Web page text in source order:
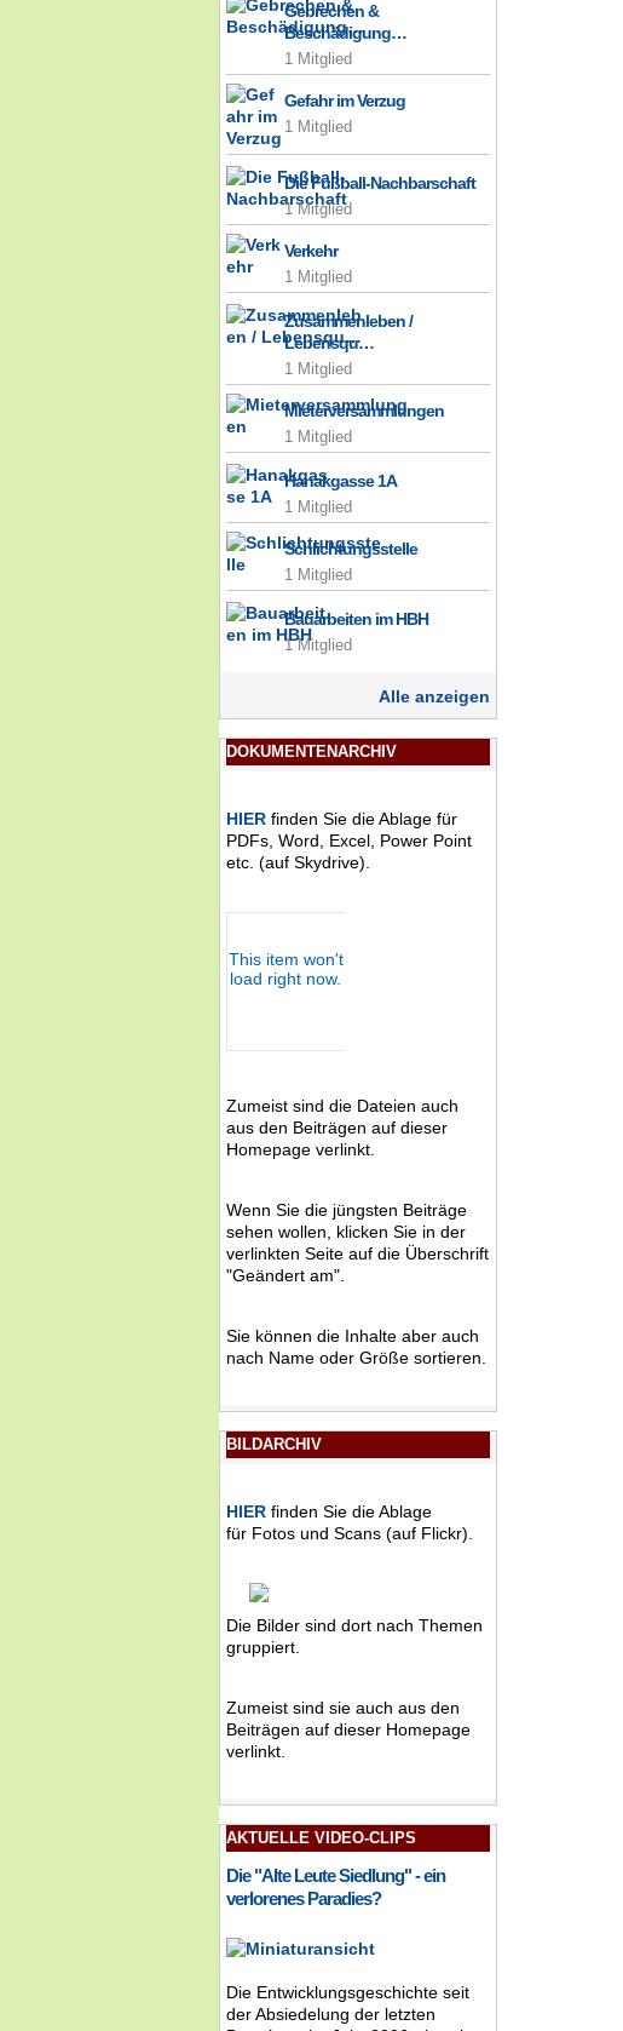
Gebrechen &
Beschädigung…
1 Mitglied
Gefahr im Verzug
1 Mitglied
Die Fußball-Nachbarschaft
1 Mitglied
Verkehr
1 Mitglied
Zusammenleben /
Lebensqu…
1 Mitglied
Mieterversammlungen
1 Mitglied
Hanakgasse 1A
1 Mitglied
Schlichtungsstelle
1 Mitglied
Bauarbeiten im HBH
1 Mitglied
Alle anzeigen
DOKUMENTENARCHIV
HIER finden Sie die Ablage für
PDFs, Word, Excel, Power Point
etc. (auf Skydrive).
Zumeist sind die Dateien auch
aus den Beiträgen auf dieser
Homepage verlinkt.
Wenn Sie die jüngsten Beiträge
sehen wollen, klicken Sie in der
verlinkten Seite auf die Überschrift
"Geändert am".
Sie können die Inhalte aber auch
nach Name oder Größe sortieren.
BILDARCHIV
HIER finden Sie die Ablage
für Fotos und Scans (auf Flickr).
Die Bilder sind dort nach Themen
gruppiert.
Zumeist sind sie auch aus den
Beiträgen auf dieser Homepage
verlinkt.
AKTUELLE VIDEO-CLIPS
Die "Alte Leute Siedlung" - ein
verlorenes Paradies?
Die Entwicklungsgeschichte seit
der Absiedelung der letzten